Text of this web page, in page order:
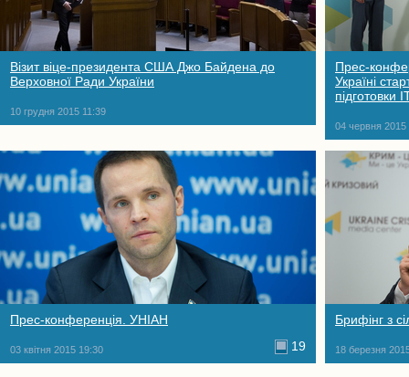
Візит віце-президента США Джо Байдена до
Верховної Ради України
10 грудня 2015 11:39
Прес-
Україні
підготовки
04 червня 2015
Прес-конференція. УНІАН
03 квітня 2015 19:30 19
Брифінг з
18 березня